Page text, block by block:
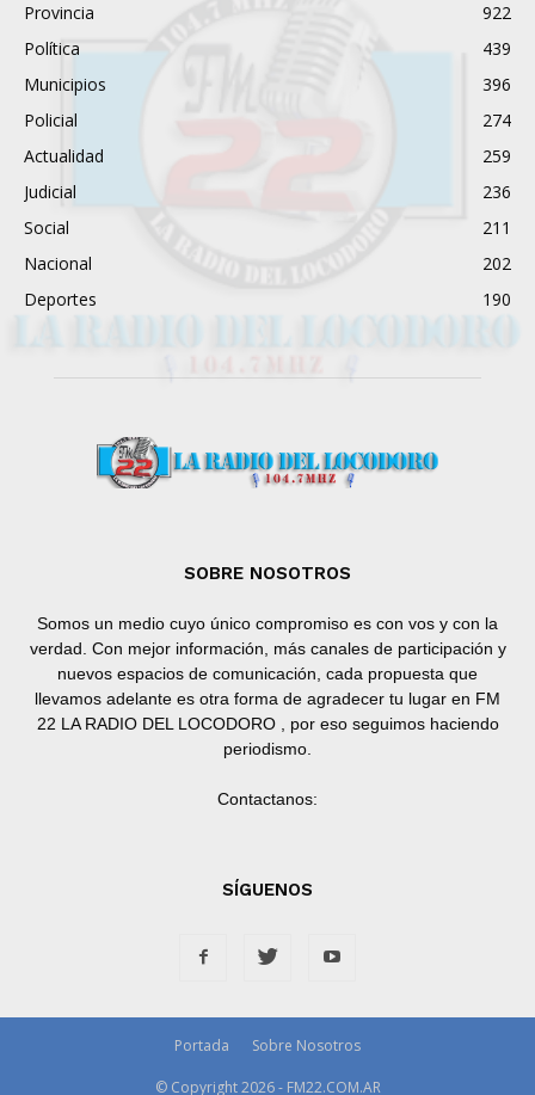
Provincia
922
Política
439
Municipios
396
Policial
274
Actualidad
259
Judicial
236
Social
211
Nacional
202
Deportes
190
SOBRE NOSOTROS
Somos un medio cuyo único compromiso es con vos y con la
verdad. Con mejor información, más canales de participación y
nuevos espacios de comunicación, cada propuesta que
llevamos adelante es otra forma de agradecer tu lugar en FM
22 LA RADIO DEL LOCODORO , por eso seguimos haciendo
periodismo.
Contactanos:
SÍGUENOS
Portada Sobre Nosotros
© Copyright 2026 - FM22.COM.AR